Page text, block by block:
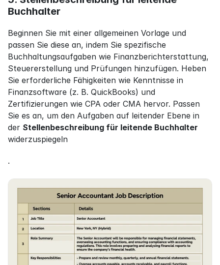
Buchhalter
Beginnen Sie mit einer allgemeinen Vorlage und
passen Sie diese an, indem Sie spezifische
Buchhaltungsaufgaben wie Finanzberichterstattung,
Steuererstellung und Prüfungen hinzufügen. Heben
Sie erforderliche Fähigkeiten wie Kenntnisse in
Finanzsoftware (z. B. QuickBooks) und
Zertifizierungen wie CPA oder CMA hervor. Passen
Sie es an, um den Aufgaben auf leitender Ebene in
der Stellenbeschreibung für leitende Buchhalter
widerzuspiegeln
.